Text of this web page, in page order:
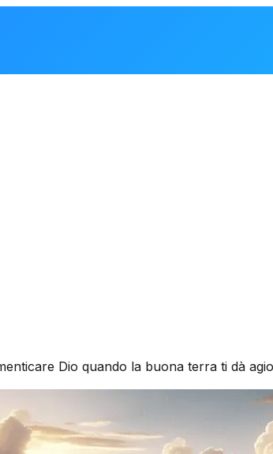
Dio quando la buona terra ti dà